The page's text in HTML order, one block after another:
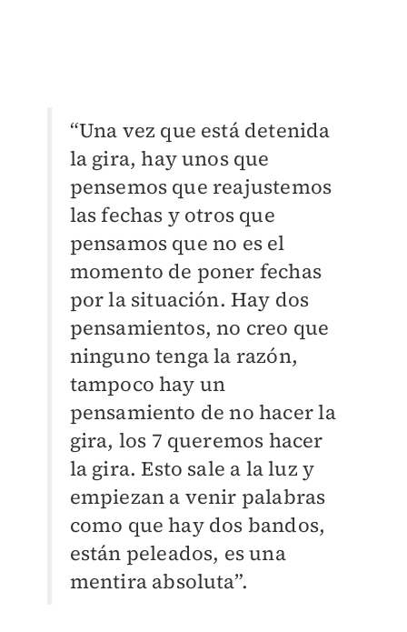
“Una vez que está detenida
la gira, hay unos que
pensemos que reajustemos
las fechas y otros que
pensamos que no es el
momento de poner fechas
por la situación. Hay dos
pensamientos, no creo que
ninguno tenga la razón,
tampoco hay un
pensamiento de no hacer la
gira, los 7 queremos hacer
la gira. Esto sale a la luz y
empiezan a venir palabras
como que hay dos bandos,
están peleados, es una
mentira absoluta”.